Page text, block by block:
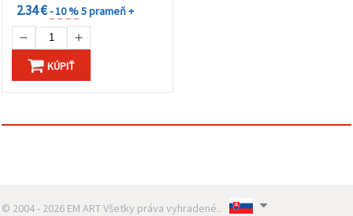
2.34 €- 10 %5 prameň +
KÚPIŤ
© 2004 - 2026 EM ART Všetky práva vyhradené..